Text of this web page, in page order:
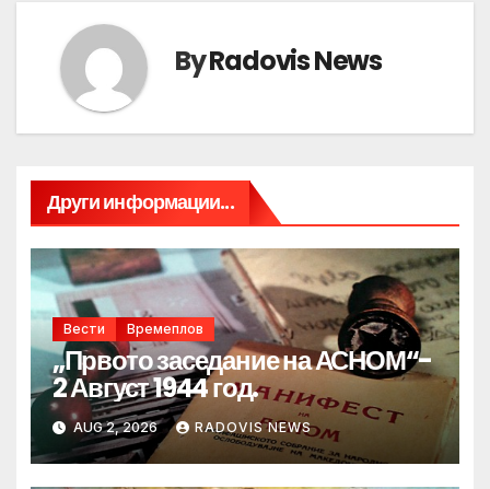
ByRadovis News
Други информации...
Вести Времеплов
„Првото заседание на АСНОМ“-
2 Август 1944 год.
AUG 2, 2026 RADOVIS NEWS